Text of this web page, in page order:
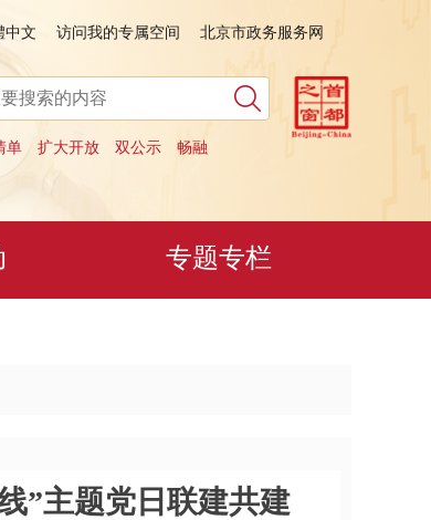
中文 访问我的专属空间 北京市政务服务网
单 扩大开放 双公示 畅融
专题专栏
”主题党日联建共建